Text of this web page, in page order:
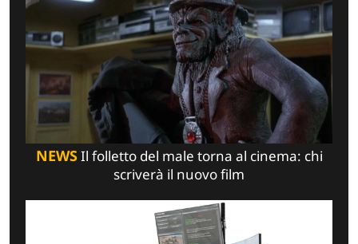
NEWSIl folletto del male torna al cinema: chi
scriverà il nuovo film